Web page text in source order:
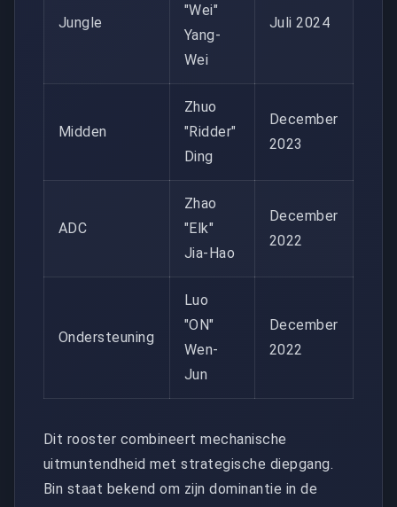
Jungle
"Wei"
Yang-
Wei
Juli 2024
Midden
Zhuo
"Ridder"
Ding
December
2023
ADC
Zhao
"Elk"
Jia-Hao
December
2022
Ondersteuning
Luo
"ON"
Wen-
Jun
December
2022
Dit rooster combineert mechanische
uitmuntendheid met strategische diepgang.
Bin staat bekend om zijn dominantie in de